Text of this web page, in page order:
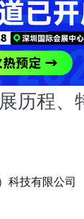
历程、
科技有限公司